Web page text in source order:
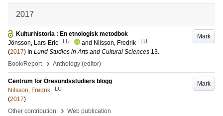
2017
Mark
Kulturhistoria : En etnologisk metodbok
Jönsson, Lars-Eric
LU and Nilsson, Fredrik LU
(2017) In Lund Studies in Arts and Cultural Sciences 13.
Book/Report
› Anthology (editor)
Mark
Centrum för Öresundsstudiers blogg
Nilsson, Fredrik
LU
(2017)
Other contribution
› Web publication